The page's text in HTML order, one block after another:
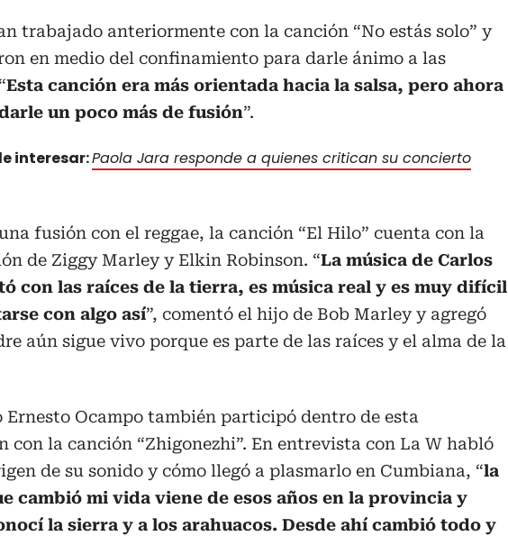
trabajado anteriormente con la canción “No estás solo” y
en medio del confinamiento para darle ánimo a las
Esta canción era más orientada hacia la salsa, pero ahora
un poco más de fusión”.
interesar:Paola Jara responde a quienes critican su concierto
fusión con el reggae, la canción “El Hilo” cuenta con la
de Ziggy Marley y Elkin Robinson. “La música de Carlos
con las raíces de la tierra, es música real y es muy difícil
con algo así”, comentó el hijo de Bob Marley y agregó
aún sigue vivo porque es parte de las raíces y el alma de la
Ernesto Ocampo también participó dentro de esta
con la canción “Zhigonezhi”. En entrevista con La W habló
de su sonido y cómo llegó a plasmarlo en Cumbiana, “la
cambió mi vida viene de esos años en la provincia y
la sierra y a los arahuacos. Desde ahí cambió todo y